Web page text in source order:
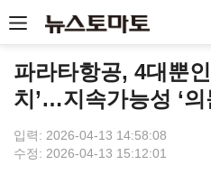
파라타항공, 4대뿐
치’…지속가능성 ‘의
입력: 2026-04-13 14:58:08
수정: 2026-04-13 15:12:01